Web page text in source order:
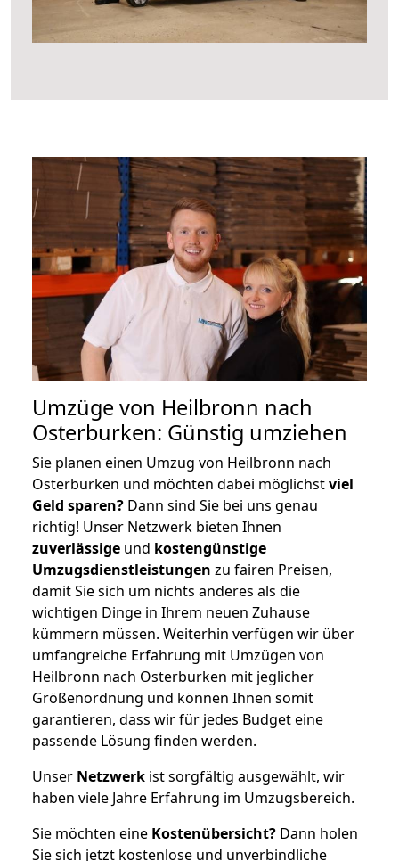
Umzüge von Heilbronn nach
Osterburken: Günstig umziehen
Sie planen einen Umzug von Heilbronn nach
Osterburken und möchten dabei möglichstviel
Geld sparen? Dann sind Sie bei uns genau
richtig! Unser Netzwerk bieten Ihnen
zuverlässige und kostengünstige
Umzugsdienstleistungen zu fairen Preisen,
damit Sie sich um nichts anderes als die
wichtigen Dinge in Ihrem neuen Zuhause
kümmern müssen. Weiterhin verfügen wir über
umfangreiche Erfahrung mit Umzügen von
Heilbronn nach Osterburken mit jeglicher
Größenordnung und können Ihnen somit
garantieren, dass wir für jedes Budget eine
passende Lösung finden werden.
Unser Netzwerk ist sorgfältig ausgewählt, wir
haben viele Jahre Erfahrung im Umzugsbereich.
Sie möchten eine Kostenübersicht? Dann holen
Sie sich jetzt kostenlose und unverbindliche